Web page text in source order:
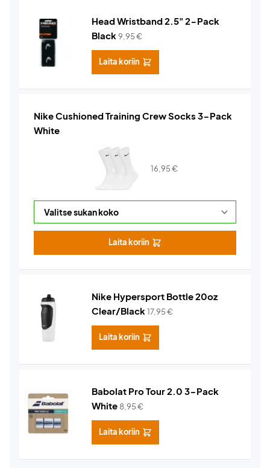
Head Wristband 2.5" 2-Pack
Black9,95€
Laita koriin
Nike Cushioned Training Crew Socks 3-Pack
White
16,95€
Laita koriin
Nike Hypersport Bottle 20oz
Clear/Black17,95€
Laita koriin
Babolat Pro Tour 2.0 3-Pack
White 8,95€
Laita koriin